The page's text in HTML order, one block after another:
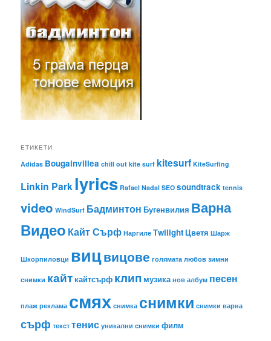
ЕТИКЕТИ
Adidas Bougainvillea chill out kite surf kitesurf KiteSurfing
Linkin Parklyrics Rafael Nadal SEO soundtrack tennis
video WindSurf Бадминтон Бугенвилия Варна
Видео Кайт Сърф Наргиле ТwilightЦветя Шарж
Шкорпиловци вицвицове голямата любов зимни
снимки кайт кайтсърф клип музика нов албум песен
плаж реклама смях снимка снимки снимки варна
сърф текст тенис уникални снимки филм